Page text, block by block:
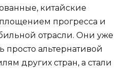
китайские
прогресса и
отрасли. Они уже
просто альтернативой
других стран, а стали